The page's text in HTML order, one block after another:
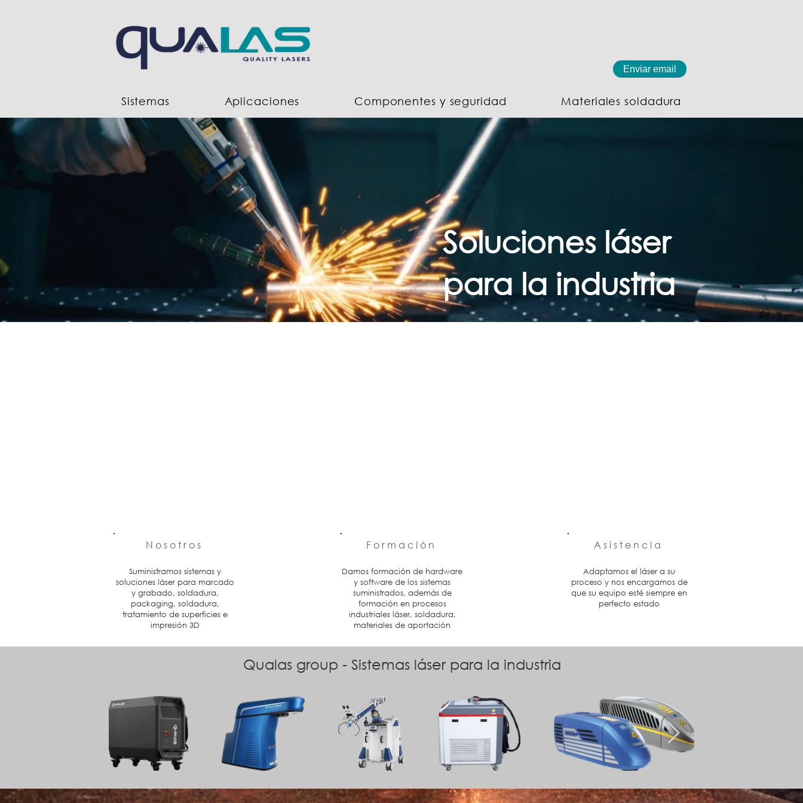
Enviar email
Sistemas Aplicaciones Componentes y seguridad Materiales soldadura
Soluciones láser
para la industria
Nosotros
Suministramos sistemas y
soluciones láser para marcado
y grabado, soldadura,
packaging, soldadura,
tratamiento de superficies e
impresión 3D
Formación
Damos formación de hardware
y software de los sistemas
suministrados, además de
formación en procesos
industriales láser, soldadura,
materiales de aportación
Asistencia
Adaptamos el láser a su
proceso y nos encargamos de
que su equipo esté siempre en
perfecto estado
Qualas group - Sistemas láser para la industria